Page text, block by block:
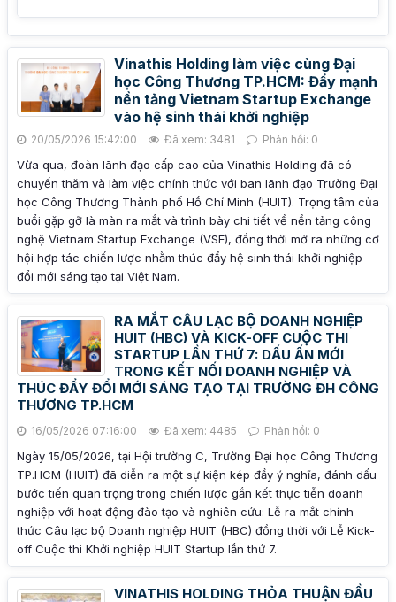
Vinathis Holding làm việc cùng Đại
học Công Thương TP.HCM: Đẩy mạnh
nền tảng Vietnam Startup Exchange
vào hệ sinh thái khởi nghiệp
20/05/2026 15:42:00 Đã xem: 3481 Phản hồi: 0
Vừa qua, đoàn lãnh đạo cấp cao của Vinathis Holding đã có
chuyến thăm và làm việc chính thức với ban lãnh đạo Trường Đại
học Công Thương Thành phố Hồ Chí Minh (HUIT). Trọng tâm của
buổi gặp gỡ là màn ra mắt và trình bày chi tiết về nền tảng công
nghệ Vietnam Startup Exchange (VSE), đồng thời mở ra những cơ
hội hợp tác chiến lược nhằm thúc đẩy hệ sinh thái khởi nghiệp
đổi mới sáng tạo tại Việt Nam.
RA MẮT CÂU LẠC BỘ DOANH NGHIỆP
HUIT (HBC) VÀ KICK-OFF CUỘC THI
STARTUP LẦN THỨ 7: DẤU ẤN MỚI
TRONG KẾT NỐI DOANH NGHIỆP VÀ
THÚC ĐẨY ĐỔI MỚI SÁNG TẠO TẠI TRƯỜNG ĐH CÔNG
THƯƠNG TP.HCM
16/05/2026 07:16:00 Đã xem: 4485 Phản hồi: 0
Ngày 15/05/2026, tại Hội trường C, Trường Đại học Công Thương
TP.HCM (HUIT) đã diễn ra một sự kiện kép đầy ý nghĩa, đánh dấu
bước tiến quan trọng trong chiến lược gắn kết thực tiễn doanh
nghiệp với hoạt động đào tạo và nghiên cứu: Lễ ra mắt chính
thức Câu lạc bộ Doanh nghiệp HUIT (HBC) đồng thời với Lễ Kick-
off Cuộc thi Khởi nghiệp HUIT Startup lần thứ 7.
VINATHIS HOLDING THỎA THUẬN ĐẦU